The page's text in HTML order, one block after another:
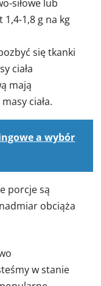
siłowe lub
1,4-1,8 g na kg
się tkanki
ciała
mają
ciała.
a wybór
porcje są
obciąża
w stanie